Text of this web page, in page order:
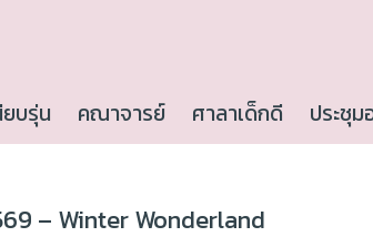
ยบรุ่น คณาจารย์ ศาลาเด็กดี ประชุ
– Winter Wonderland